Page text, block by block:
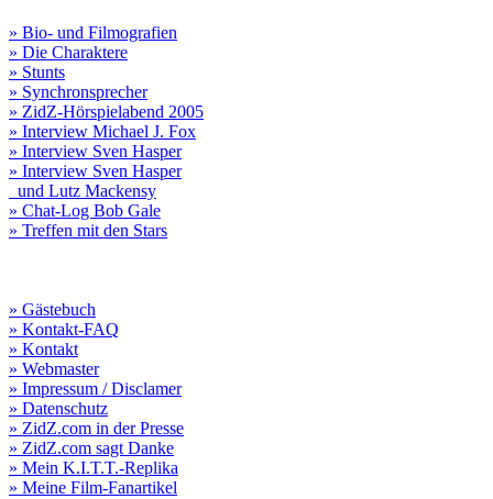
» Bio- und Filmografien
» Die Charaktere
» Stunts
» Synchronsprecher
» ZidZ-Hörspielabend 2005
» Interview Michael J. Fox
» Interview Sven Hasper
» Interview Sven Hasper
und Lutz Mackensy
» Chat-Log Bob Gale
» Treffen mit den Stars
» Gästebuch
» Kontakt-FAQ
» Kontakt
» Webmaster
» Impressum / Disclamer
» Datenschutz
» ZidZ.com in der Presse
» ZidZ.com sagt Danke
» Mein K.I.T.T.-Replika
» Meine Film-Fanartikel